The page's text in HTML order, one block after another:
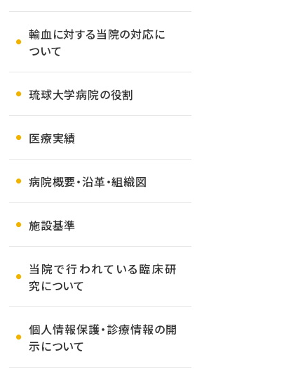
輸血に対する当院の対応に
ついて
琉球大学病院の役割
医療実績
病院概要・沿革・組織図
施設基準
当院で行われている臨床研
究について
個人情報保護・診療情報の開
示について